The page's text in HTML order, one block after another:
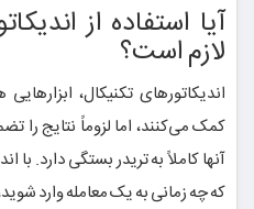
آیا استفاده از
لازم است؟
اندیکاتورهای تکنیکال،
کمک می‌کنند، اما لزوماً نتایج را
آنها کاملاً به تریدر بستگی دارد.
که چه زمانی به یک معامله وارد